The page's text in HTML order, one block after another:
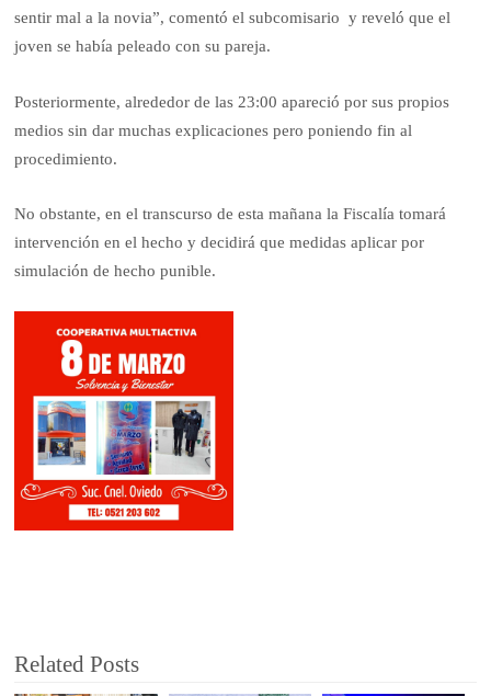
sentir mal a la novia”, comentó el subcomisario y reveló que el
joven se había peleado con su pareja.
Posteriormente, alrededor de las 23:00 apareció por sus propios
medios sin dar muchas explicaciones pero poniendo fin al
procedimiento.
No obstante, en el transcurso de esta mañana la Fiscalía tomará
intervención en el hecho y decidirá que medidas aplicar por
simulación de hecho punible.
Related Posts